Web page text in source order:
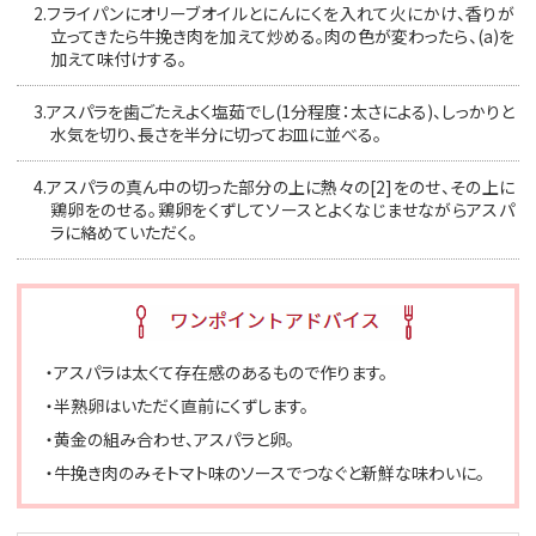
2.フライパンにオリーブオイルとにんにくを入れて火にかけ、香りが
立ってきたら牛挽き肉を加えて炒める。肉の色が変わったら、(a)を
加えて味付けする。
3.アスパラを歯ごたえよく塩茹でし(1分程度：太さによる)、しっかりと
水気を切り、長さを半分に切ってお皿に並べる。
4.アスパラの真ん中の切った部分の上に熱々の[2]をのせ、その上に
鶏卵をのせる。鶏卵をくずしてソースとよくなじませながらアスパ
ラに絡めていただく。
・アスパラは太くて存在感のあるもので作ります。
・半熟卵はいただく直前にくずします。
・黄金の組み合わせ、アスパラと卵。
・牛挽き肉のみそトマト味のソースでつなぐと新鮮な味わいに。